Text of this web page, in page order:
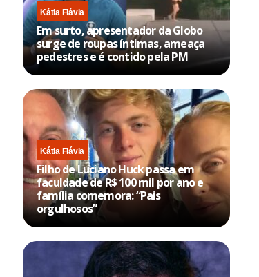
Kátia Flávia
Em surto, apresentador da Globo
surge de roupas íntimas, ameaça
pedestres e é contido pela PM
Kátia Flávia
Filho de Luciano Huck passa em
faculdade de R$ 100 mil por ano e
família comemora: “Pais
orgulhosos”